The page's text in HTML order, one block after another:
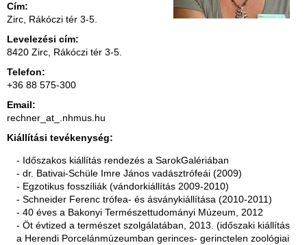
Cím:
Zirc, Rákóczi tér 3-5.
Levelezési cím:
8420 Zirc, Rákóczi tér 3-5.
Telefon:
+36 88 575-300
Email:
rechner_at_.nhmus.hu
Kiállítási tevékenység:
- Időszakos kiállítás rendezés a SarokGalériában
- dr. Bativai-Schüle Imre János vadásztrófeái (2009)
- Egzotikus fosszíliák (vándorkiállítás 2009-2010)
- Schneider Ferenc trófea- és ásványkiállítása (2010-2011)
- 40 éves a Bakonyi Természettudományi Múzeum, 2012
- Öt évtized a természet szolgálatában, 2013. (időszaki kiállítás
a Herendi Porcelánmúzeumban gerinces- gerinctelen zoológiai